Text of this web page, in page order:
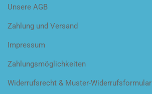
Unsere AGB
Zahlung und Versand
Impressum
Zahlungsmöglichkeiten
Widerrufsrecht & Muster-Widerrufsformular